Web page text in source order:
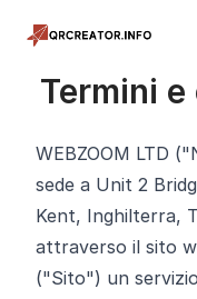
Termini
WEBZOOM LTD
sede a Unit 2
Kent, Inghilterra,
attraverso il sito
("Sito") un